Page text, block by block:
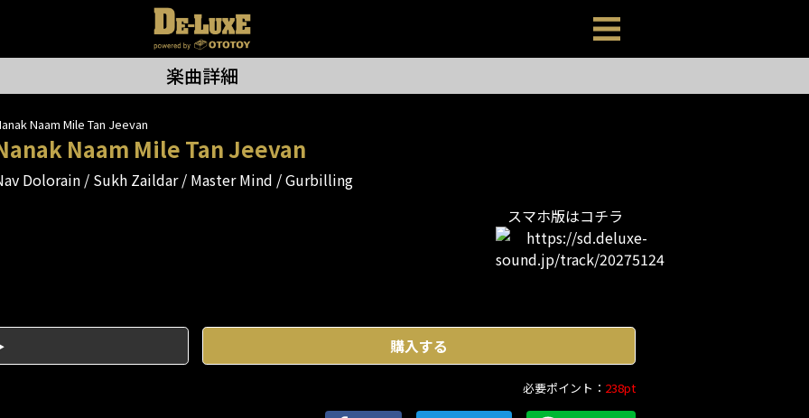
楽曲詳細
Naam Mile Tan Jeevan
Naam Mile Tan Jeevan
Dolorain Sukh Zaildar Master Mind
Gurbilling
スマホ版はコチラ
購入する
必要ポイント： 238pt